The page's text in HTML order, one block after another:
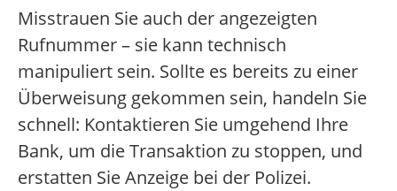
Misstrauen Sie auch der angezeigten
Rufnummer – sie kann technisch
manipuliert sein. Sollte es bereits zu einer
Überweisung gekommen sein, handeln Sie
schnell: Kontaktieren Sie umgehend Ihre
Bank, um die Transaktion zu stoppen, und
erstatten Sie Anzeige bei der Polizei.